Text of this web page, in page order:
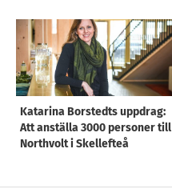
Katarina Borstedts uppdrag:
Att anställa 3000 personer till
Northvolt i Skellefteå